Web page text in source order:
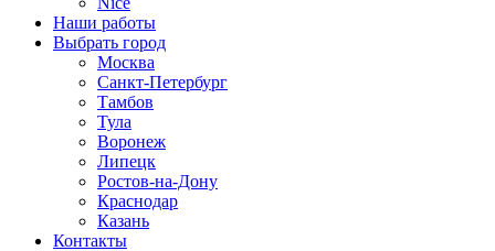
Наши работы
Выбрать город
Москва
Санкт-Петербург
Тамбов
Тула
Воронеж
Липецк
Ростов-на-Дону
Краснодар
Казань
Контакты